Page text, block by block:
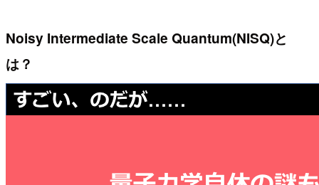
Noisy Intermediate Scale Quantum(NISQ)と
は？